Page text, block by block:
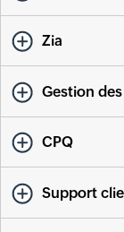
Zia
Gestion
CPQ
Support